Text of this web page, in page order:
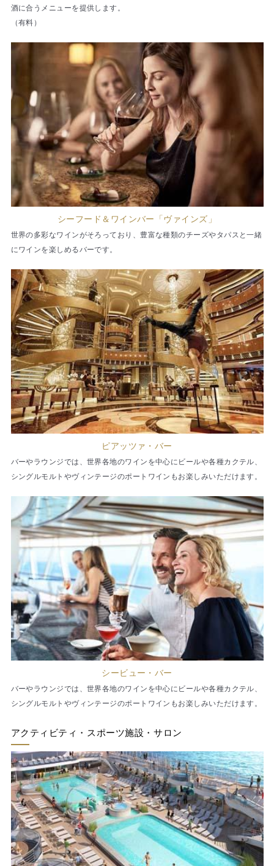
酒に合うメニューを提供します。
（有料）
シーフード＆ワインバー「ヴァインズ」
世界の多彩なワインがそろっており、豊富な種類のチーズやタパスと一緒
にワインを楽しめるバーです。
ピアッツァ・バー
バーやラウンジでは、世界各地のワインを中心にビールや各種カクテル、
シングルモルトやヴィンテージのポートワインもお楽しみいただけます。
シービュー・バー
バーやラウンジでは、世界各地のワインを中心にビールや各種カクテル、
シングルモルトやヴィンテージのポートワインもお楽しみいただけます。
アクティビティ・スポーツ施設・サロン